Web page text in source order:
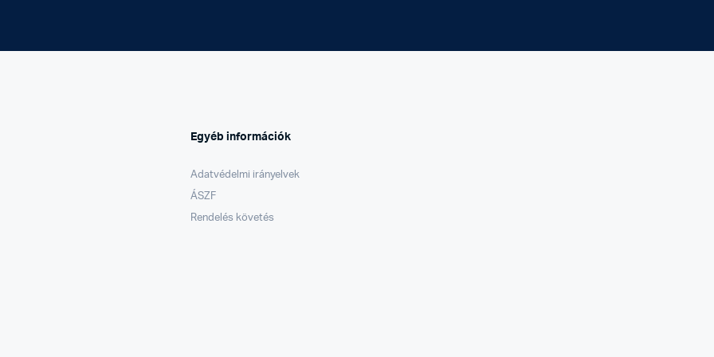
Egyéb információk
Adatvédelmi irányelvek
ÁSZF
Rendelés követés